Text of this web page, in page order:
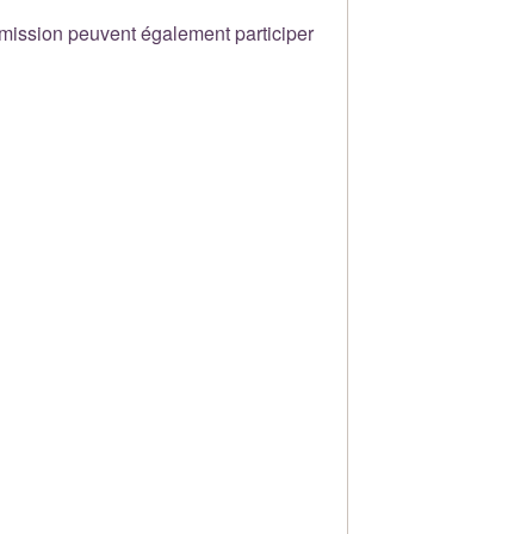
peuvent également participer